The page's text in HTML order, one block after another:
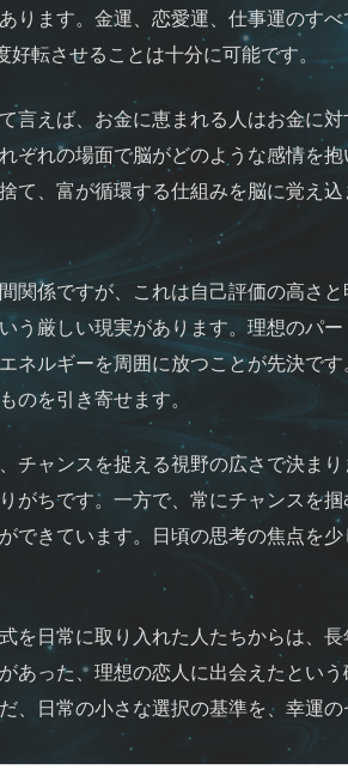
ります。金運、恋愛運、仕事運のす
好転させることは十分に可能です。
言えば、お金に恵まれる人はお金に
ぞれの場面で脳がどのような感情を
て、富が循環する仕組みを脳に覚え
関係ですが、これは自己評価の高さ
う厳しい現実があります。理想のパ
ネルギーを周囲に放つことが先決で
のを引き寄せます。
チャンスを捉える視野の広さで決ま
がちです。一方で、常にチャンスを
できています。日頃の思考の焦点を
を日常に取り入れた人たちからは、
あった、理想の恋人に出会えたとい
、日常の小さな選択の基準を、幸運